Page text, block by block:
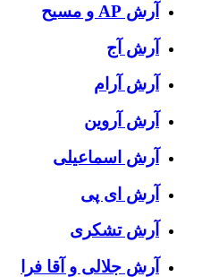
آرش AP و مسیح
آرش آج
آرش آرام
آرش آروین
آرش اسماعیلی
آرش ای پی
آرش تشکری
آرش جلالی و آقا فرا